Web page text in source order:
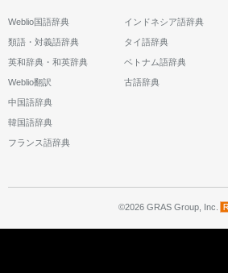
Weblio国語辞典
類語・対義語辞典
英和辞典・和英辞典
Weblio翻訳
中国語辞典
韓国語辞典
フランス語辞典
インドネシア語辞典
タイ語辞典
ベトナム語辞典
古語辞典
©2026 GRAS Group, Inc.